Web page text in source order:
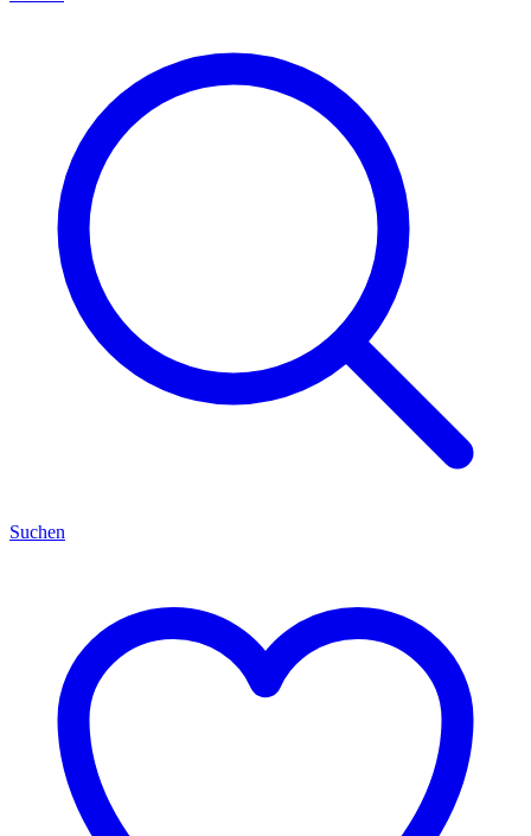
Suchen